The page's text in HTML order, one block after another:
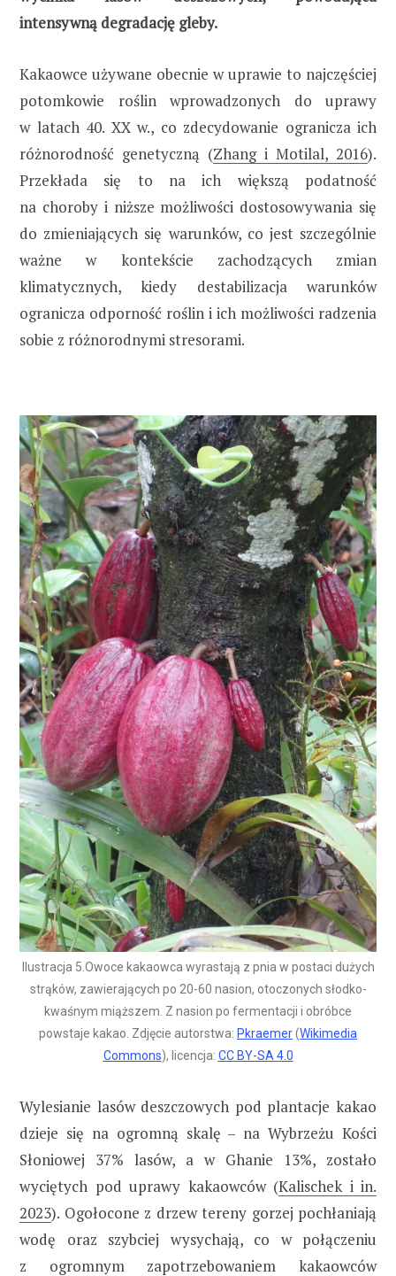
intensywną degradację gleby.
Kakaowce używane obecnie w uprawie to najczęściej
potomkowie roślin wprowadzonych do uprawy
w latach 40. XX w., co zdecydowanie ogranicza ich
różnorodność genetyczną (Zhang i Motilal, 2016).
Przekłada się to na ich większą podatność
na choroby i niższe możliwości dostosowywania się
do zmieniających się warunków, co jest szczególnie
ważne w kontekście zachodzących zmian
klimatycznych, kiedy destabilizacja warunków
ogranicza odporność roślin i ich możliwości radzenia
sobie z różnorodnymi stresorami.
Ilustracja 5.Owoce kakaowca wyrastają z pnia w postaci dużych
strąków, zawierających po 20-60 nasion, otoczonych słodko-
kwaśnym miąższem. Z nasion po fermentacji i obróbce
powstaje kakao. Zdjęcie autorstwa: Pkraemer(Wikimedia
Commons), licencja: CC BY-SA 4.0
Wylesianie lasów deszczowych pod plantacje kakao
dzieje się na ogromną skalę – na Wybrzeżu Kości
Słoniowej 37% lasów, a w Ghanie 13%, zostało
wyciętych pod uprawy kakaowców (Kalischek i in.
2023). Ogołocone z drzew tereny gorzej pochłaniają
wodę oraz szybciej wysychają, co w połączeniu
z ogromnym zapotrzebowaniem kakaowców